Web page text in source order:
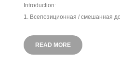
Introduction:
1. Всепозиционная / смешанная
3. Дизайн супер бусин
Нанесите 2 нейлоновых куска
READ MORE